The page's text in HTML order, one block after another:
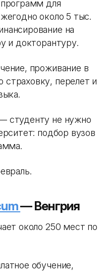
для
около 5 тыс.
на
и докторантуру.
проживание в
перелет и
студенту не нужно
подбор вузов
— Венгрия
около 250 мест по
обучение,